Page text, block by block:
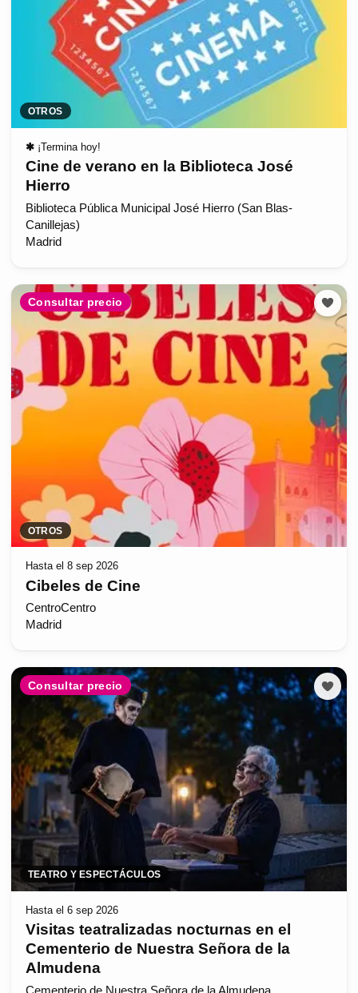
OTROS
✱ ¡Termina hoy!
Cine de verano en la Biblioteca José
Hierro
Biblioteca Pública Municipal José Hierro (San Blas-
Canillejas)
Madrid
Consultar precio
OTROS
Hasta el 8 sep 2026
Cibeles de Cine
CentroCentro
Madrid
Consultar precio
TEATRO Y ESPECTÁCULOS
Hasta el 6 sep 2026
Visitas teatralizadas nocturnas en el
Cementerio de Nuestra Señora de la
Almudena
Cementerio de Nuestra Señora de la Almudena